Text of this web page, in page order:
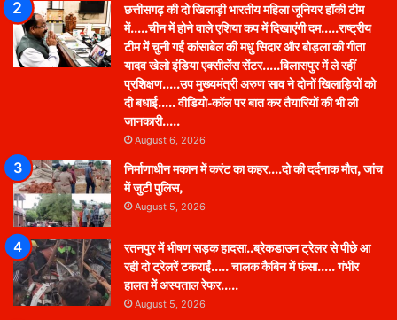
छत्तीसगढ़ की दो खिलाड़ी भारतीय महिला जूनियर हॉकी टीम
में…..चीन में होने वाले एशिया कप में दिखाएंगी दम…..राष्ट्रीय
टीम में चुनी गईं कांसाबेल की मधु सिदार और बोड़ला की गीता
यादव खेलो इंडिया एक्सीलेंस सेंटर…..बिलासपुर में ले रहीं
प्रशिक्षण…..उप मुख्यमंत्री अरुण साव ने दोनों खिलाड़ियों को
दी बधाई….. वीडियो-कॉल पर बात कर तैयारियों की भी ली
जानकारी…..
August 6, 2026
निर्माणाधीन मकान में करंट का कहर….दो की दर्दनाक मौत, जांच
में जुटी पुलिस,
August 5, 2026
रतनपुर में भीषण सड़क हादसा..ब्रेकडाउन ट्रेलर से पीछे आ
रही दो ट्रेलरें टकराईं….. चालक कैबिन में फंसा….. गंभीर
हालत में अस्पताल रेफर…..
August 5, 2026